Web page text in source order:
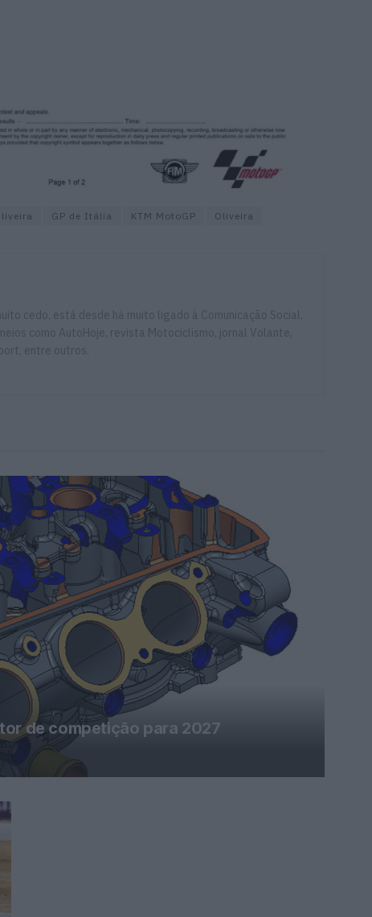
GP de Itália KTM MotoGP Oliveira
cedo, está desde há muito ligado à Comunicação Social,
como AutoHoje, revista Motociclismo, jornal Volante,
entre outros.
de competição para 2027